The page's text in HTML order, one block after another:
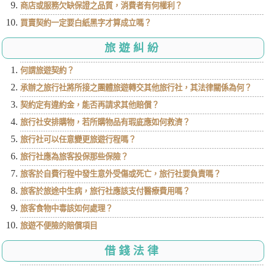
商店或服務欠缺保證之品質，消費者有何權利？
買賣契約一定要白紙黑字才算成立嗎？
旅遊糾紛
何謂旅遊契約？
承辦之旅行社將所接之團體旅遊轉交其他旅行社，其法律關係為何？
契約定有違約金，能否再請求其他賠償？
旅行社安排購物，若所購物品有瑕庛應如何救濟？
旅行社可以任意變更旅遊行程嗎？
旅行社應為旅客投保那些保險？
旅客於自費行程中發生意外受傷或死亡，旅行社要負責嗎？
旅客於旅途中生病，旅行社應該支付醫療費用嗎？
旅客食物中毒該如何處理？
旅遊不便險的賠償項目
借錢法律